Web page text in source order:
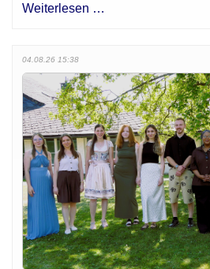
Weiterlesen …
04.08.26 15:38